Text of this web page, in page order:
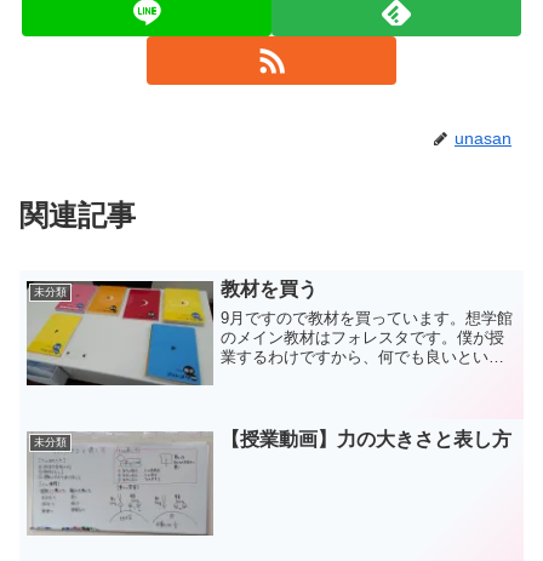
unasan
関連記事
未分類 教材を買う
9月ですので教材を買っています。想学館
のメイン教材はフォレスタです。僕が授
業するわけですから、何でも良いといえ
用していく形になります...
未分類 【授業動画】力の大きさと表し方